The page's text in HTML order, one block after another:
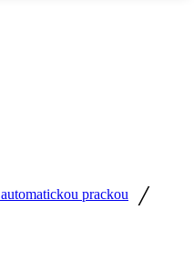
prackou /